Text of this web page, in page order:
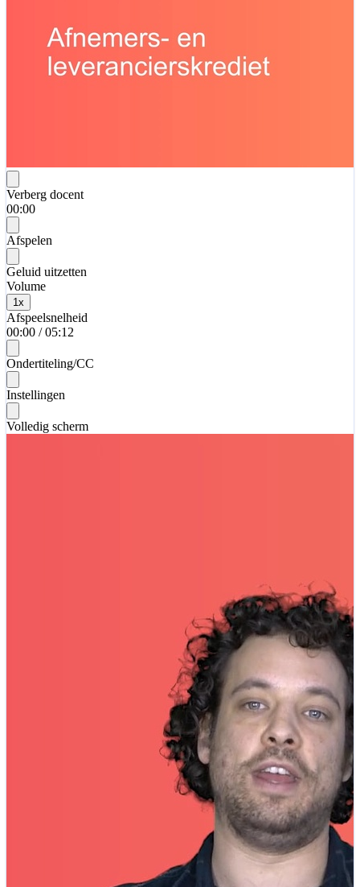
Verberg docent
00:00
Afspelen
Geluid uitzetten
Volume
1 x
Afspeelsnelheid
00:00 / 05:12
Ondertiteling/CC
Instellingen
Volledig scherm